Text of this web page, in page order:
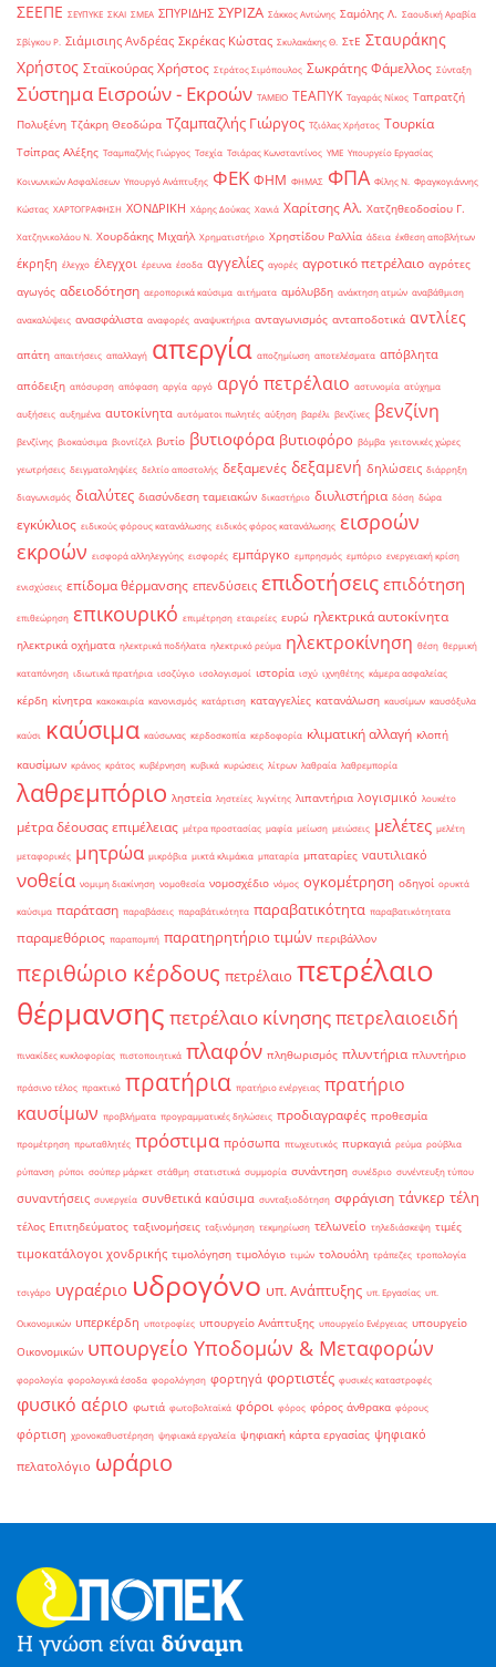
ΣΕΕΠΕ ΣΕΥΠΥΚΕ ΣΚΑΙ ΣΜΕΑ ΣΠΥΡΙΔΗΣ ΣΥΡΙΖΑ Σάκκος Αντώνης Σαμόλης Λ. Σαουδική Αραβία
Σβίγκου Ρ. Σιάμισιης Ανδρέας Σκρέκας Κώστας Σκυλακάκης Θ. ΣτΕ Σταυράκης
Χρήστος Σταϊκούρας Χρήστος Στράτος Σιμόπουλος Σωκράτης Φάμελλος Σύνταξη
Σύστημα Εισροών - Εκροών ΤΑΜΕΙΟ ΤΕΑΠΥΚ Ταγαράς Νίκος Ταπρατζή
Πολυξένη Τζάκρη Θεοδώρα Τζαμπαζλής Γιώργος Τζιόλας Χρήστος Τουρκία
Τσίπρας Αλέξης Τσαμπαζλής Γιώργος Τσεχία Τσιάρας Κωνσταντίνος ΥΜΕ Υπουργείο Εργασίας
Κοινωνικών Ασφαλίσεων Υπουργό Ανάπτυξης ΦΕΚ ΦΗΜ ΦΗΜΑΣ ΦΠΑ Φίλης Ν. Φραγκογιάννης
Κώστας ΧΑΡΤΟΓΡΑΦΗΣΗ ΧΟΝΔΡΙΚΗ Χάρης Δούκας Χανιά Χαρίτσης Αλ. Χατζηθεοδοσίου Γ.
Χατζηνικολάου Ν. Χουρδάκης Μιχαήλ Χρηματιστήριο Χρηστίδου Ραλλία άδεια έκθεση αποβλήτων
έκρηξη έλεγχο έλεγχοι έρευνα έσοδα αγγελίες αγορές αγροτικό πετρέλαιο αγρότες
αγωγός αδειοδότηση αεροπορικά καύσιμα αιτήματα αμόλυβδη ανάκτηση ατμών αναβάθμιση
ανακαλύψεις ανασφάλιστα αναφορές αναψυκτήρια ανταγωνισμός ανταποδοτικά αντλίες
απάτη απαιτήσεις απαλλαγή απεργία αποζημίωση αποτελέσματα απόβλητα
απόδειξη απόσυρση απόφαση αργία αργό αργό πετρέλαιο αστυνομία ατύχημα
αυξήσεις αυξημένα αυτοκίνητα αυτόματοι πωλητές αύξηση βαρέλι βενζίνες βενζίνη
βενζίνης βιοκαύσιμα βιοντίζελ βυτίο βυτιοφόρα βυτιοφόρο βόμβα γειτονικές χώρες
γεωτρήσεις δειγματοληψίες δελτίο αποστολής δεξαμενές δεξαμενή δηλώσεις διάρρηξη
διαγωνισμός διαλύτες διασύνδεση ταμειακών δικαστήριο διυλιστήρια δόση δώρα
εγκύκλιος ειδικούς φόρους κατανάλωσης ειδικός φόρος κατανάλωσης εισροών
εκροών εισφορά αλληλεγγύης εισφορές εμπάργκο εμπρησμός εμπόριο ενεργειακή κρίση
ενισχύσεις επίδομα θέρμανσης επενδύσεις επιδοτήσεις επιδότηση
επιθεώρηση επικουρικό επιμέτρηση εταιρείες ευρώ ηλεκτρικά αυτοκίνητα
ηλεκτρικά οχήματα ηλεκτρικά ποδήλατα ηλεκτρικό ρεύμα ηλεκτροκίνηση θέση θερμική
καταπόνηση ιδιωτικά πρατήρια ισοζύγιο ισολογισμοί ιστορία ισχύ ιχνηθέτης κάμερα ασφαλείας
κέρδη κίνητρα κακοκαιρία κανονισμός κατάρτιση καταγγελίες κατανάλωση καυσίμων καυσόξυλα
καύσι καύσιμα καύσωνας κερδοσκοπία κερδοφορία κλιματική αλλαγή κλοπή
καυσίμων κράνος κράτος κυβέρνηση κυβικά κυρώσεις λίτρων λαθραία λαθρεμπορία
λαθρεμπόριο ληστεία ληστείες λιγνίτης λιπαντήρια λογισμικό λουκέτο
μέτρα δέουσας επιμέλειας μέτρα προστασίας μαφία μείωση μειώσεις μελέτες μελέτη
μεταφορικές μητρώα μικρόβια μικτά κλιμάκια μπαταρία μπαταρίες ναυτιλιακό
νοθεία νομιμη διακίνηση νομοθεσία νομοσχέδιο νόμος ογκομέτρηση οδηγοί ορυκτά
καύσιμα παράταση παραβάσεις παραβάτικότητα παραβατικότητα παραβατικότητατα
παραμεθόριος παραπομπή παρατηρητήριο τιμών περιβάλλον
περιθώριο κέρδους πετρέλαιο πετρέλαιο
θέρμανσης πετρέλαιο κίνησηςπετρελαιοειδή
πινακίδες κυκλοφορίας πιστοποιητικά πλαφόν πληθωρισμός πλυντήρια πλυντήριο
πράσινο τέλος πρακτικό πρατήρια πρατήριο ενέργειας πρατήριο
καυσίμων προβλήματα προγραμματικές δηλώσεις προδιαγραφές προθεσμία
προμέτρηση πρωταθλητές πρόστιμα πρόσωπα πτωχευτικός πυρκαγιά ρεύμα ρούβλια
ρύπανση ρύποι σούπερ μάρκετ στάθμη στατιστικά συμμορία συνάντηση συνέδριο συνέντευξη τύπου
συναντήσεις συνεργεία συνθετικά καύσιμα συνταξιοδότηση σφράγιση τάνκερ τέλη
τέλος Επιτηδεύματος ταξινομήσεις ταξινόμηση τεκμηρίωση τελωνείο τηλεδιάσκεψη τιμές
τιμοκατάλογοι χονδρικής τιμολόγηση τιμολόγιο τιμών τολουόλη τράπεζες τροπολογία
τσιγάρο υγραέριο υδρογόνο υπ. Ανάπτυξης υπ. Εργασίας υπ.
Οικονομικών υπερκέρδη υποτροφίες υπουργείο Ανάπτυξης υπουργείο Ενέργειας υπουργείο
Οικονομικών υπουργείο Υποδομών & Μεταφορών
φορολογία φορολογικά έσοδα φορολόγηση φορτηγά φορτιστές φυσικές καταστροφές
φυσικό αέριο φωτιά φωτοβολταϊκά φόροι φόρος φόρος άνθρακα φόρους
φόρτιση χρονοκαθυστέρηση ψηφιακά εργαλεία ψηφιακή κάρτα εργασίας ψηφιακό
πελατολόγιο ωράριο